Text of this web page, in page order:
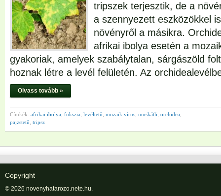
tripszek terjesztik, de a
a szennyezett eszközökkel
növényről a másikra.
afrikai ibolya esetén a
gyakoriak, amelyek szabálytalan, sárgászöld
hoznak létre a levél felületén. Az
Olvass tovább »
Címkék: afrikai ibolya fukszia levéltetű mozaik vírus muskátli orchidea
pajzstetű tripsz
Copyright
© 2026 novenyhatarozo.nete.hu.